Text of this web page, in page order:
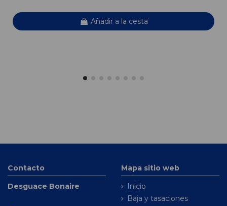
Añadir a la cesta
Contacto
Desguace Bonaire
Mapa sitio web
Inicio
Baja y tasaciones